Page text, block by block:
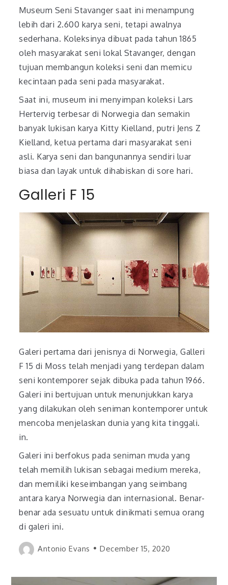
Museum Seni Stavanger saat ini menampung
lebih dari 2.600 karya seni, tetapi awalnya
sederhana. Koleksinya dibuat pada tahun 1865
oleh masyarakat seni lokal Stavanger, dengan
tujuan membangun koleksi seni dan memicu
kecintaan pada seni pada masyarakat.
Saat ini, museum ini menyimpan koleksi Lars
Hertervig terbesar di Norwegia dan semakin
banyak lukisan karya Kitty Kielland, putri Jens Z
Kielland, ketua pertama dari masyarakat seni
asli. Karya seni dan bangunannya sendiri luar
biasa dan layak untuk dihabiskan di sore hari.
Galleri F 15
Galeri pertama dari jenisnya di Norwegia, Galleri
F 15 di Moss telah menjadi yang terdepan dalam
seni kontemporer sejak dibuka pada tahun 1966.
Galeri ini bertujuan untuk menunjukkan karya
yang dilakukan oleh seniman kontemporer untuk
mencoba menjelaskan dunia yang kita tinggali.
in.
Galeri ini berfokus pada seniman muda yang
telah memilih lukisan sebagai medium mereka,
dan memiliki keseimbangan yang seimbang
antara karya Norwegia dan internasional. Benar-
benar ada sesuatu untuk dinikmati semua orang
di galeri ini.
Antonio Evans December 15, 2020